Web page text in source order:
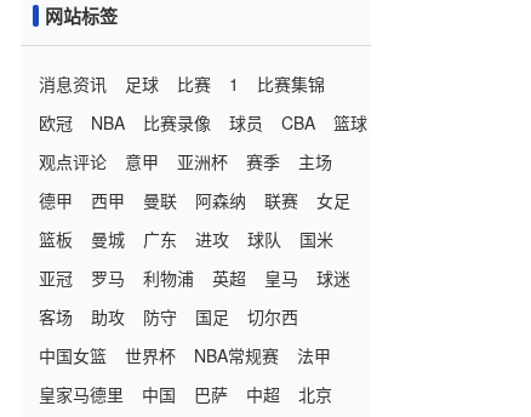
网站标签
消息资讯 足球 比赛 1
比赛集锦
欧冠
NBA 比赛录像 球员 CBA
篮球
观点评论
意甲 亚洲杯 赛季
主场
德甲
西甲 曼联 阿森纳 联赛
女足
篮板
曼城 广东 进攻 球队
国米
亚冠
罗马 利物浦 英超 皇马
球迷
客场
助攻 防守 国足
切尔西
中国女篮
世界杯 NBA常规赛
法甲
皇家马德里
中国 巴萨 中超
北京